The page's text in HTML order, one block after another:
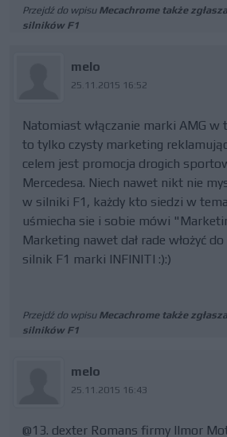
Przejdź do wpisu Mecachrome także
silników F1
melo
25.11.2015 16:52
Natomiast włączanie marki AMG
to tylko czysty marketing
celem jest promocja drogich
Mercedesa. Niech nawet nikt nie
w silniki F1, każdy kto siedzi w
uśmiecha sie i sobie mówi
Marketing nawet dał rade włożyć
silnik F1 marki INFINITI :):)
Przejdź do wpisu Mecachrome także
silników F1
melo
25.11.2015 16:43
@13. dexter Romans firmy Ilmor